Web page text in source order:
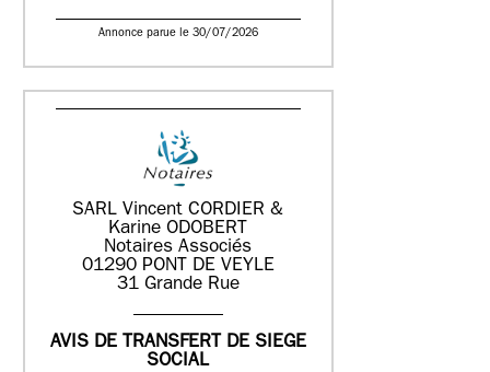
Annonce parue le 30/07/2026
SARL Vincent CORDIER &
Karine ODOBERT
Notaires Associés
01290 PONT DE VEYLE
31 Grande Rue
AVIS DE TRANSFERT DE SIEGE
SOCIAL